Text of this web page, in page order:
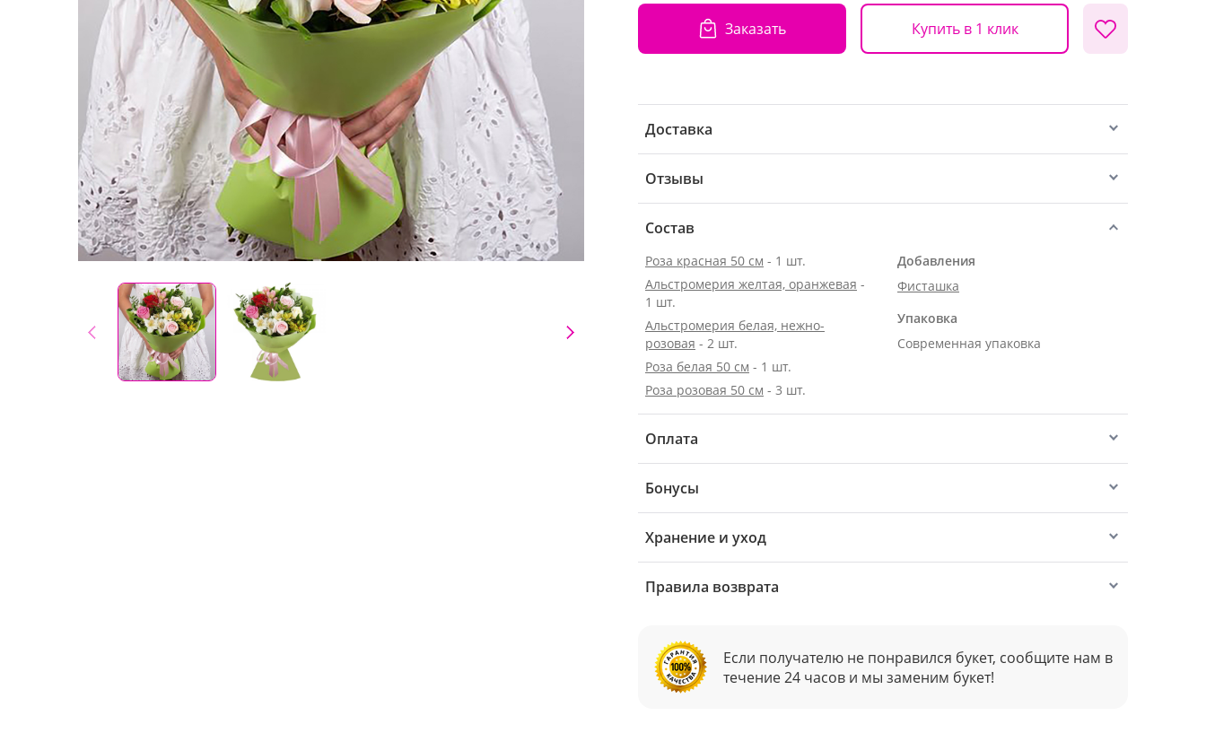
Заказать Купить в 1 клик
Доставка
Отзывы
Состав
Роза красная 50 см - 1 шт.
Альстромерия желтая, оранжевая -
1 шт.
Альстромерия белая, нежно-
розовая - 2 шт.
Роза белая 50 см - 1 шт.
Роза розовая 50 см - 3 шт.
Добавления
Фисташка
Упаковка
Современная упаковка
Оплата
Бонусы
Хранение и уход
Правила возврата
Если получателю не понравился букет, сообщите нам в
течение 24 часов и мы заменим букет!